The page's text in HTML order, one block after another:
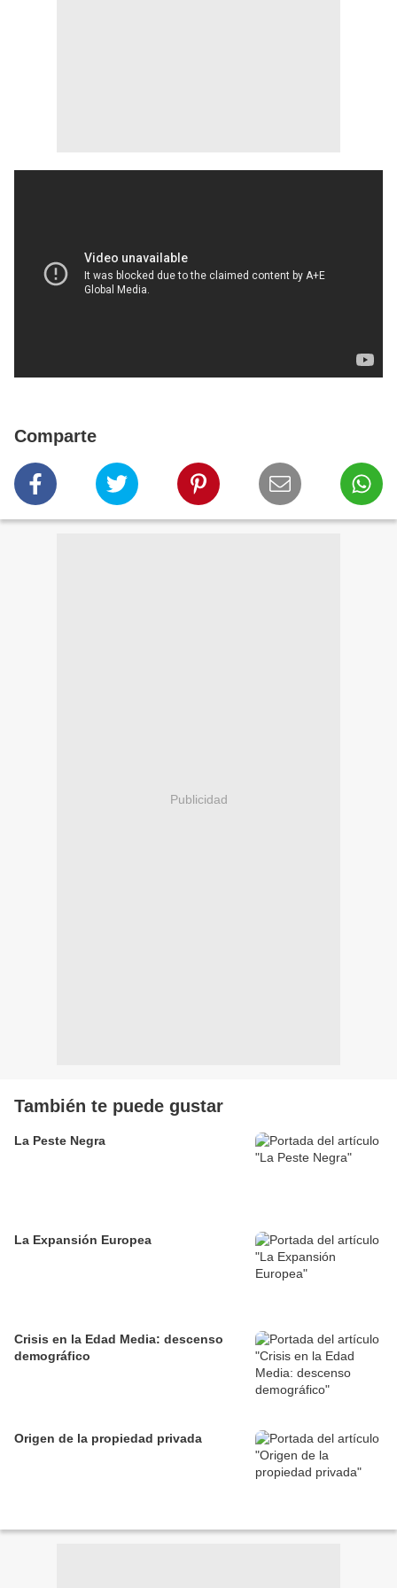
Comparte
Publicidad
También te puede gustar
La Peste Negra
La Expansión Europea
Crisis en la Edad Media: descenso
demográfico
Origen de la propiedad privada